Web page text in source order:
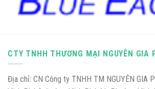
CTY TNHH THƯƠNG MẠI NGUYÊN GIA
Địa chỉ: CN Công ty TNHH TM NGUYÊN GIA